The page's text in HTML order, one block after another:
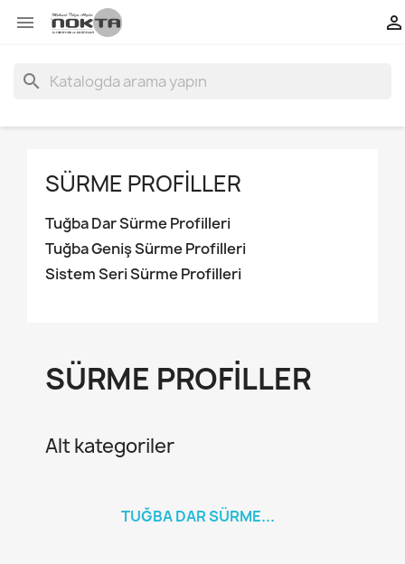
 
search
SÜRME PROFILLER
Tuğba Dar Sürme Profilleri
Tuğba Geniş Sürme Profilleri
Sistem Seri Sürme Profilleri
SÜRME PROFILLER
Alt kategoriler
TUĞBA DAR SÜRME...